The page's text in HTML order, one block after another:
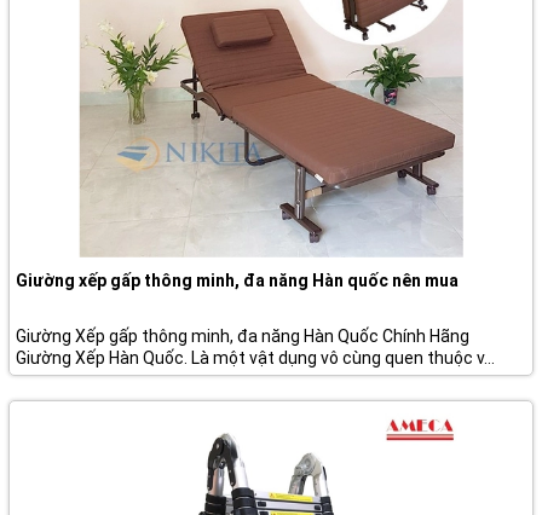
Giường xếp gấp thông minh, đa năng Hàn quốc nên mua
Giường Xếp gấp thông minh, đa năng Hàn Quốc Chính Hãng
Giường Xếp Hàn Quốc. Là một vật dụng vô cùng quen thuộc v...